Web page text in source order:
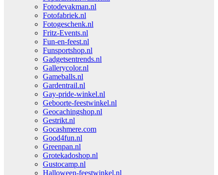
Fotodevakman.nl
Fotofabriek.nl
Fotogeschenk.nl
Fritz-Events.nl
Fun-en-feest.nl
Funsportshop.nl
Gadgetsentrends.nl
Gallerycolor.nl
Gameballs.nl
Gardentrail.nl
Gay-pride-winkel.nl
Geboorte-feestwinkel.nl
Geocachingshop.nl
Gestrikt.nl
Gocashmere.com
Good4fun.nl
Greenpan.nl
Grotekadoshop.nl
Gustocamp.nl
Halloween-feestwinkel.nl